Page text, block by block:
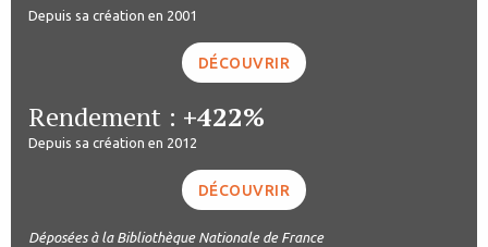
Depuis sa création en 2001
DÉCOUVRIR
Rendement : +422%
Depuis sa création en 2012
DÉCOUVRIR
Déposées à la Bibliothèque Nationale de France